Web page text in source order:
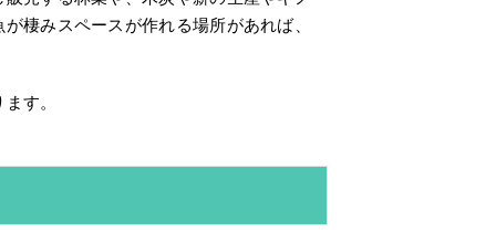
棲みスペースが作れる場所があれば、
す。